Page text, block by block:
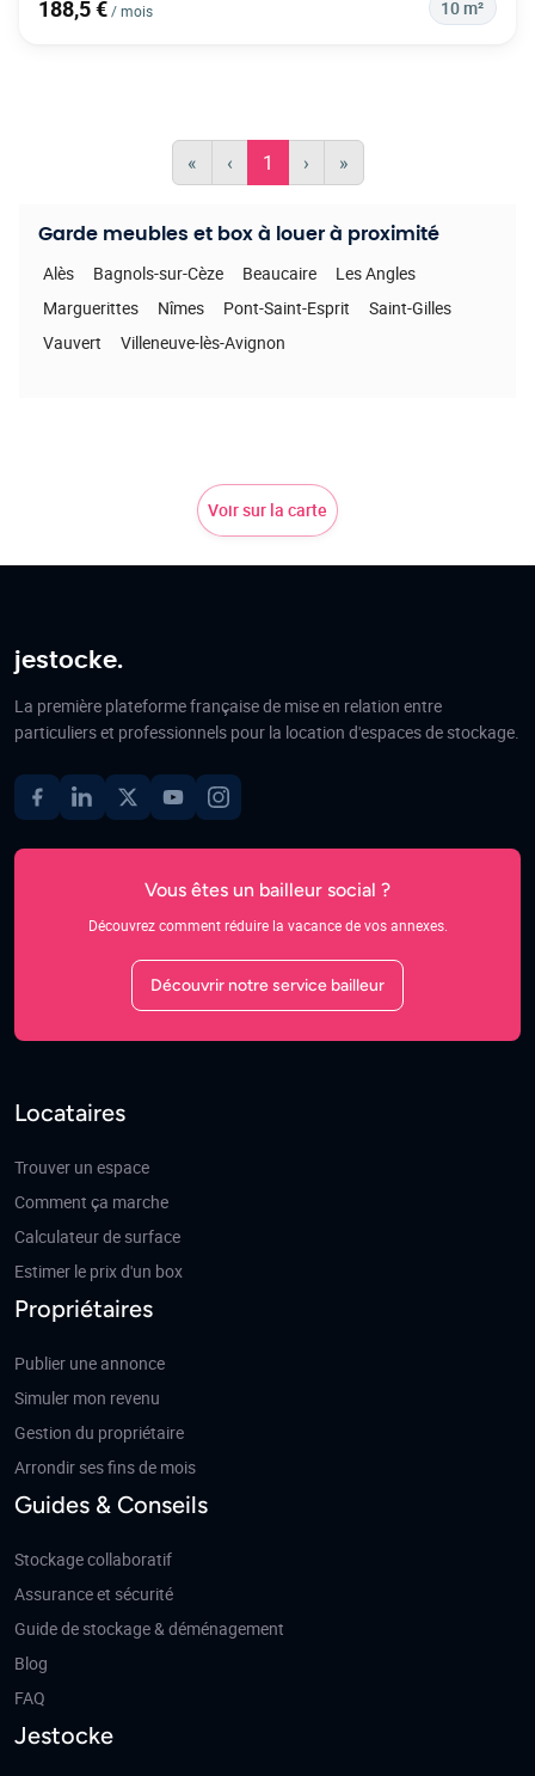
188,5 €/ mois 10 m²
« ‹ 1 › »
Garde meubles et box à louer à proximité
Alès Bagnols-sur-Cèze Beaucaire
Les Angles
Marguerittes
Nîmes Pont-Saint-Esprit
Saint-Gilles
Vauvert
Villeneuve-lès-Avignon
Voir sur la carte
jestocke.
La première plateforme française de mise en relation entre
particuliers et professionnels pour la location d'espaces de stockage.
Vous êtes un bailleur social ?
Découvrez comment réduire la vacance de vos annexes.
Découvrir notre service bailleur
Locataires
Trouver un espace
Comment ça marche
Calculateur de surface
Estimer le prix d'un box
Propriétaires
Publier une annonce
Simuler mon revenu
Gestion du propriétaire
Arrondir ses fins de mois
Guides & Conseils
Stockage collaboratif
Assurance et sécurité
Guide de stockage & déménagement
Blog
FAQ
Jestocke